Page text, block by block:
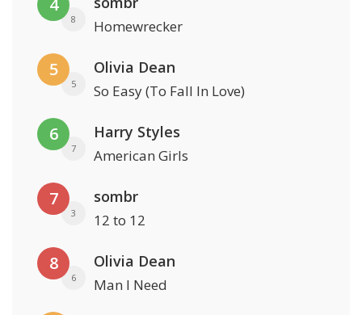
4
8 Homewrecker
5
5
Olivia Dean
So Easy (To Fall In Love)
6
7
Harry Styles
American Girls
7
3
sombr
12 to 12
8
6
Olivia Dean
Man I Need